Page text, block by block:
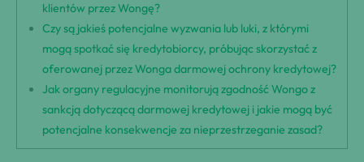
klientów przez Wongę?
Czy są jakieś potencjalne wyzwania lub luki, z którymi
mogą spotkać się kredytobiorcy, próbując skorzystać z
oferowanej przez Wonga darmowej ochrony kredytowej?
Jak organy regulacyjne monitorują zgodność Wongo z
sankcją dotyczącą darmowej kredytowej i jakie mogą być
potencjalne konsekwencje za nieprzestrzeganie zasad?